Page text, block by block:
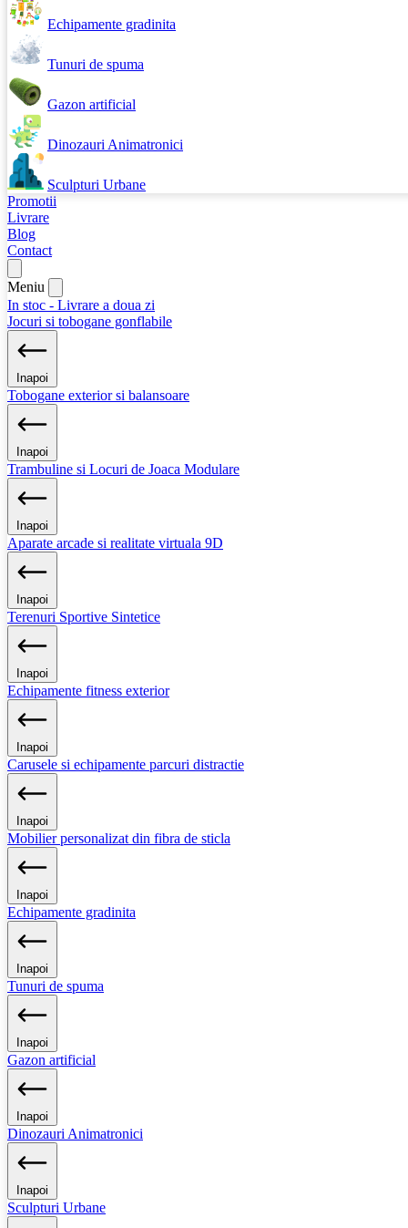
Echipamente gradinita
Tunuri de spuma
Gazon artificial
Dinozauri Animatronici
Sculpturi Urbane
Promotii
Livrare
Blog
Contact
Meniu
In stoc - Livrare a doua zi
Jocuri si tobogane gonflabile
Inapoi
Tobogane exterior si balansoare
Inapoi
Trambuline si Locuri de Joaca Modulare
Inapoi
Aparate arcade si realitate virtuala 9D
Inapoi
Terenuri Sportive Sintetice
Inapoi
Echipamente fitness exterior
Inapoi
Carusele si echipamente parcuri distractie
Inapoi
Mobilier personalizat din fibra de sticla
Inapoi
Echipamente gradinita
Inapoi
Tunuri de spuma
Inapoi
Gazon artificial
Inapoi
Dinozauri Animatronici
Inapoi
Sculpturi Urbane